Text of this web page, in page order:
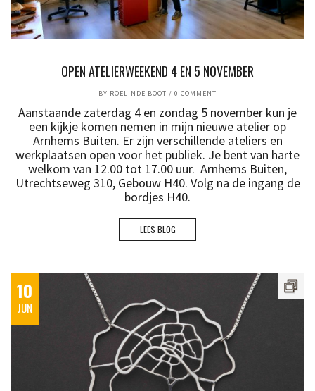
OPEN ATELIERWEEKEND 4 EN 5 NOVEMBER
BY ROELINDE BOOT / 0 COMMENT
Aanstaande zaterdag 4 en zondag 5 november kun je
een kijkje komen nemen in mijn nieuwe atelier op
Arnhems Buiten. Er zijn verschillende ateliers en
werkplaatsen open voor het publiek. Je bent van harte
welkom van 12.00 tot 17.00 uur. Arnhems Buiten,
Utrechtseweg 310, Gebouw H40. Volg na de ingang de
bordjes H40.
LEES BLOG
10
JUN